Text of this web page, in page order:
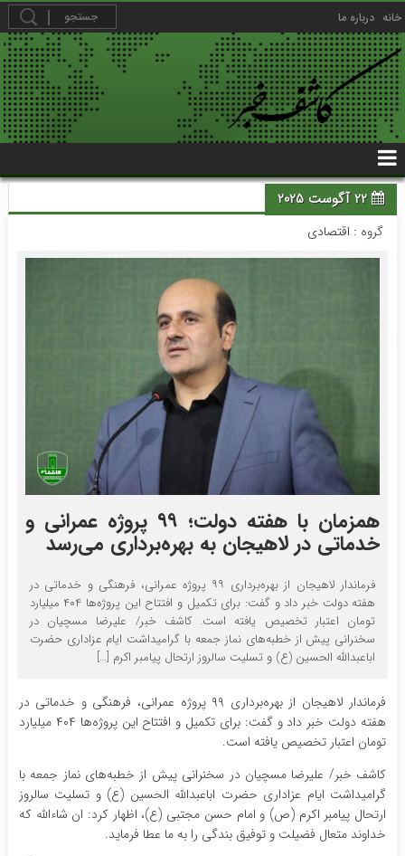
خانه درباره ما
22 آگوست 2025
گروه : اقتصادی
همزمان با هفته دولت؛ ۹۹ پروژه عمرانی و
خدماتی در لاهیجان به بهره‌برداری می‌رسد
فرماندار لاهیجان از بهره‌برداری ۹۹ پروژه عمرانی، فرهنگی و خدماتی در
هفته دولت خبر داد و گفت: برای تکمیل و افتتاح این پروژه‌ها ۴۰۴ میلیارد
تومان اعتبار تخصیص یافته است. کاشف خبر/ علیرضا مسچیان در
سخنرانی پیش از خطبه‌های نماز جمعه با گرامیداشت ایام عزاداری حضرت
اباعبدالله الحسین (ع) و تسلیت سالروز ارتحال پیامبر اکرم […]
فرماندار لاهیجان از بهره‌برداری ۹۹ پروژه عمرانی، فرهنگی و خدماتی در
هفته دولت خبر داد و گفت: برای تکمیل و افتتاح این پروژه‌ها ۴۰۴ میلیارد
تومان اعتبار تخصیص یافته است.
کاشف خبر/ علیرضا مسچیان در سخنرانی پیش از خطبه‌های نماز جمعه با
گرامیداشت ایام عزاداری حضرت اباعبدالله الحسین (ع) و تسلیت سالروز
ارتحال پیامبر اکرم (ص) و امام حسن مجتبی (ع)، اظهار کرد: ان شاءالله که
خداوند متعال فضیلت و توفیق بندگی را به ما عطا فرماید.